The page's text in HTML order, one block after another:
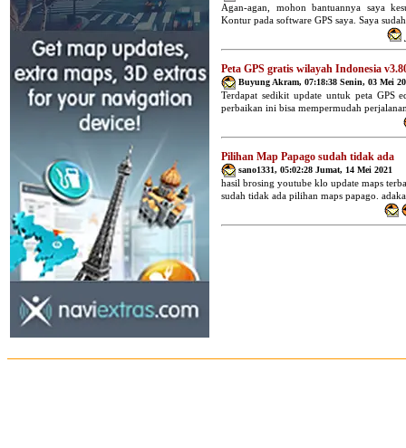
Agan-agan, mohon bantuannya saya
Kontur pada software GPS saya. Saya
Peta GPS gratis wilayah Indonesia
Buyung Akram, 07:18:38 Senin, 03 Mei
Terdapat sedikit update untuk peta GPS
perbaikan ini bisa mempermudah
Pilihan Map Papago sudah tidak ada
sano1331, 05:02:28 Jumat, 14 Mei 2021
hasil brosing youtube klo update maps
sudah tidak ada pilihan maps papago.